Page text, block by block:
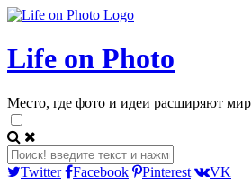
Life on Photo
Место, где фото и идеи расширяют мир
Twitter Facebook Pinterest
VK